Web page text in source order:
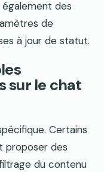
des
de
à jour de statut.
sur le chat
Certains
proposer des
du contenu